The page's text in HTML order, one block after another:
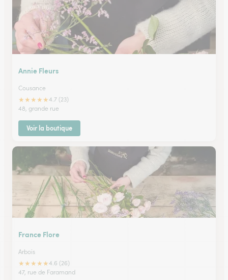
Annie Fleurs
Cousance
★★★★★4.7 (23)
48, grande rue
Voir la boutique
France Flore
Arbois
★★★★★4.6 (26)
47, rue de Faramand